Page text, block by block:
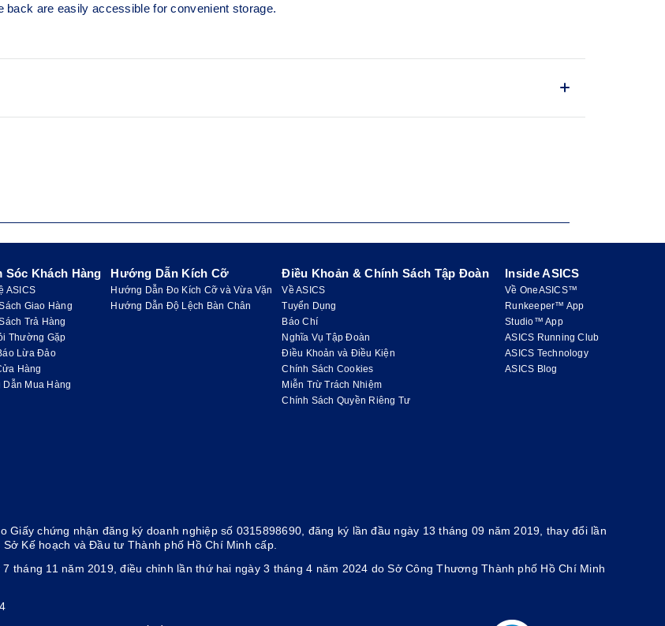
back are easily accessible for convenient storage.
small
100% Polyester
Sóc Khách Hàng
ASICS
Giao Hàng
Trả Hàng
Thường Gặp
Lừa Đảo
Hàng
Dẫn Mua Hàng
Hướng Dẫn Kích Cỡ
Hướng Dẫn Đo Kích Cỡ và Vừa Vặn
Hướng Dẫn Độ Lệch Bàn Chân
Điều Khoản & Chính Sách Tập Đoàn
Về ASICS
Tuyển Dụng
Báo Chí
Nghĩa Vụ Tập Đoàn
Điều Khoản và Điều Kiện
Chính Sách Cookies
Miễn Trừ Trách Nhiệm
Chính Sách Quyền Riêng Tư
Inside ASICS
Về OneASICS™
Runkeeper™ App
Studio™ App
ASICS Running Club
ASICS Technology
ASICS Blog
Giấy chứng nhận đăng ký doanh nghiệp số 0315898690, đăng ký lần đầu ngày 13 tháng 09 năm 2019, thay đổi lần
Kế hoạch và Đầu tư Thành phố Hồ Chí Minh cấp.
tháng 11 năm 2019, điều chỉnh lần thứ hai ngày 3 tháng 4 năm 2024 do Sở Công Thương Thành phố Hồ Chí Minh